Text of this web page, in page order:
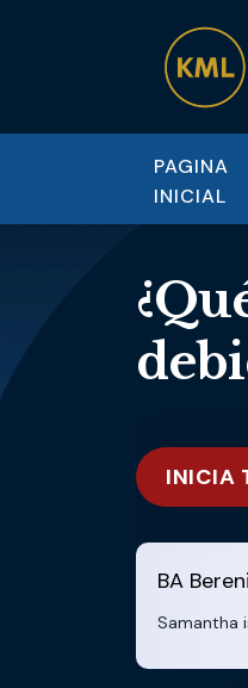
PAGINA
INICIAL
INICIA
BA
Samantha